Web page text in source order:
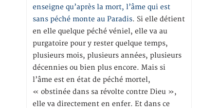
enseigne qu’après la mort, l’âme qui est
sans péché monte au Paradis. Si elle détient
en elle quelque péché véniel, elle va au
purgatoire pour y rester quelque temps,
plusieurs mois, plusieurs années, plusieurs
décennies ou bien plus encore. Mais si
l’âme est en état de péché mortel,
« obstinée dans sa révolte contre Dieu »,
elle va directement en enfer. Et dans ce